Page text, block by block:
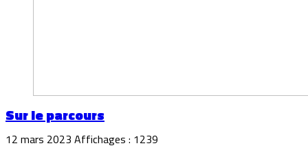
Sur le parcours
12 mars 2023 Affichages : 1239